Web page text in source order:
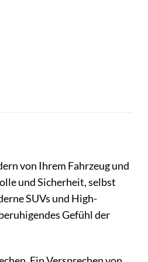
von Ihrem Fahrzeug und
und Sicherheit, selbst
SUVs und High-
Gefühl der